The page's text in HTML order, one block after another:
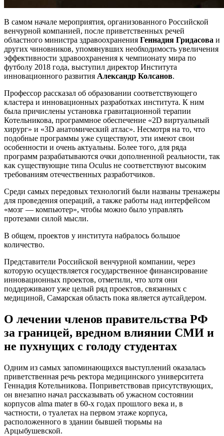
В самом начале мероприятия, организованного Российской
венчурной компанией, после приветственных речей
областного министра здравоохранения Геннадия Гридасова и
других чиновников, упомянувших необходимость увеличения
эффективности здравоохранения к чемпионату мира по
футболу 2018 года, выступил директор Института
инновационного развития Александр Колсанов.
Профессор рассказал об образовании соответствующего
кластера и инновационных разработках института. К ним
была причислены установка гравитационной терапии
Котельникова, программное обеспечение «2D виртуальный
хирург» и «3D анатомический атлас». Несмотря на то, что
подобные программы уже существуют, эти имеют свои
особенности и очень актуальны. Более того, для ряда
программ разрабатываются очки дополненной реальности, так
как существующие типа Oculus не соответствуют высоким
требованиям отечественных разработчиков.
Среди самых передовых технологий были названы тренажеры
для проведения операций, а также работы над интерфейсом
«мозг — компьютер», чтобы можно было управлять
протезами силой мысли.
В общем, проектов у института набралось большое
количество.
Представители Российской венчурной компании, через
которую осуществляется государственное финансирование
инновационных проектов, отметили, что хотя они
поддерживают уже целый ряд проектов, связанных с
медициной, Самарская область пока является аутсайдером.
О лечении членов правительства РФ
за границей, вредном влиянии СМИ и
не пухнущих с голоду студентах
Одним из самых запоминающихся выступлений оказалась
приветственная речь ректора медицинского университета
Геннадия Котельникова. Поприветствовав присутствующих,
он внезапно начал рассказывать об ужасном состоянии
корпусов alma mater в 60-х годах прошлого века и, в
частности, о туалетах на первом этаже корпуса,
расположенного в здании бывшей тюрьмы на
Арцыбушевской.